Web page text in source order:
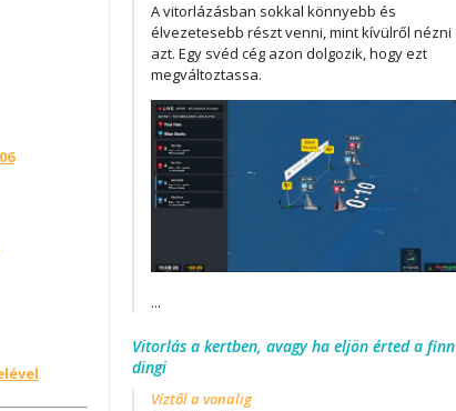
A vitorlázásban sokkal könnyebb és
élvezetesebb részt venni, mint kívülről nézni
azt. Egy svéd cég azon dolgozik, hogy ezt
megváltoztassa.
...
Vitorlás a kertben, avagy ha eljön érted a finn
dingi
Víztől a vonalig